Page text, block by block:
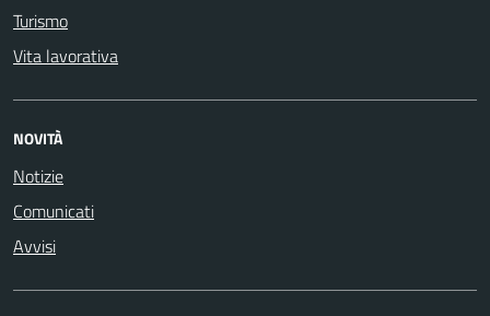
Turismo
Vita lavorativa
NOVITÀ
Notizie
Comunicati
Avvisi